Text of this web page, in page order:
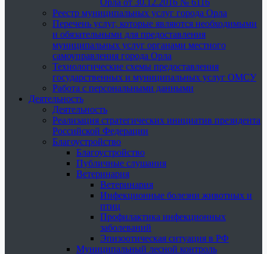
Орла от 30.12.2016 № 6116
Реестр муниципальных услуг города Орла
Перечень услуг, которые являются необходимыми
и обязательными для предоставления
муниципальных услуг органами местного
самоуправления города Орла
Технологические схемы предоставления
государственных и муниципальных услуг ОМСУ
Работа с персональными данными
Деятельность
Деятельность
Реализация стратегических инициатив президента
Российской Федерации
Благоустройство
Благоустройство
Публичные слушания
Ветеринария
Ветеринария
Инфекционные болезни животных и
птиц
Профилактика инфекционных
заболеваний
Эпизоотическая ситуация в РФ
Муниципальный лесной контроль